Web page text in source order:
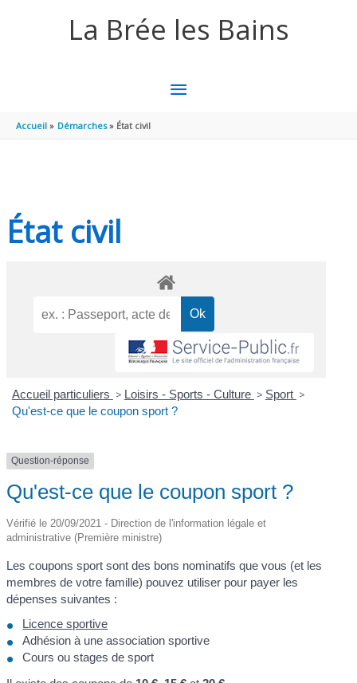
La Brée les Bains
MENU
Accueil Démarches État civil
État civil
Accueil particuliers > Loisirs - Sports - Culture > Sport >
Qu'est-ce que le coupon sport ?
Question-réponse
Qu'est-ce que le coupon sport ?
Vérifié le 20/09/2021 - Direction de l'information légale et
administrative (Première ministre)
Les coupons sport sont des bons nominatifs que vous (et les
membres de votre famille) pouvez utiliser pour payer les
dépenses suivantes :
Licence sportive
Adhésion à une association sportive
Cours ou stages de sport